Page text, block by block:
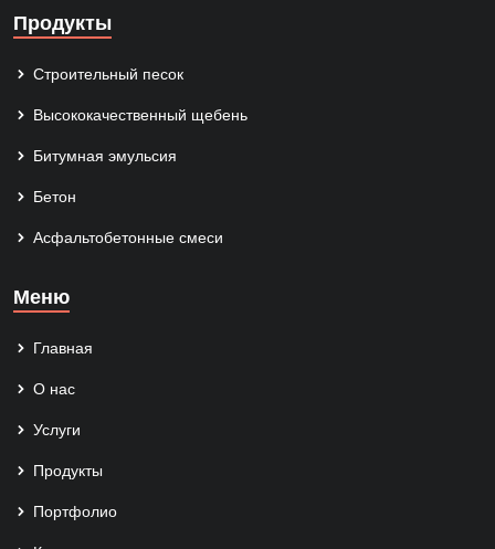
Продукты
Строительный песок
Высококачественный щебень
Битумная эмульсия
Бетон
Асфальтобетонные смеси
Меню
Главная
О нас
Услуги
Продукты
Портфолио